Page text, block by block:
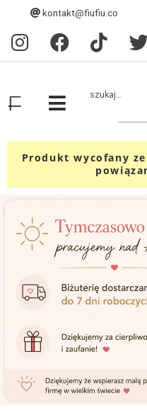
kontakt@fiufiu.co
szukaj...
Produkt wycofany